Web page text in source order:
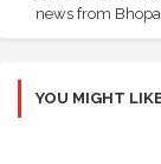
news from
YOU MIGHT